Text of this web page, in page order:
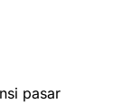
pasar